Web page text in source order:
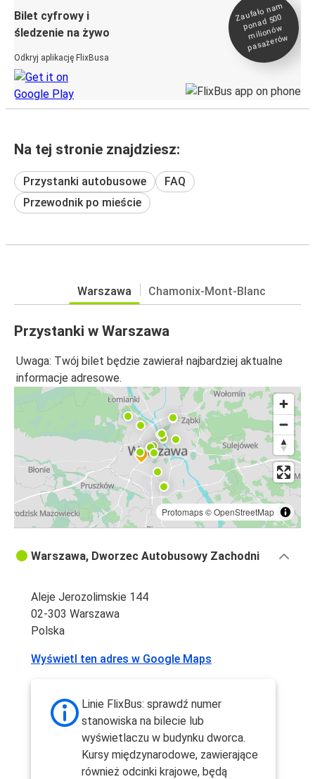
Bilet cyfrowy i
śledzenie na żywo
Odkryj aplikację FlixBusa
Zaufało na
m
ponad 500
milionó
w
pasażeró
w
Na tej stronie znajdziesz:
Przystanki autobusowe
FAQ
Przewodnik po mieście
Warszawa Chamonix-Mont-Blanc
Przystanki w Warszawa
Uwaga: Twój bilet będzie zawierał najbardziej aktualne
informacje adresowe.
Protomaps©OpenStreetMap
Warszawa, Dworzec Autobusowy Zachodni
Aleje Jerozolimskie 144
02-303 Warszawa
Polska
Wyświetl ten adres w Google Maps
Linie FlixBus: sprawdź numer
stanowiska na bilecie lub
wyświetlaczu w budynku dworca.
Kursy międzynarodowe, zawierające
również odcinki krajowe, będą